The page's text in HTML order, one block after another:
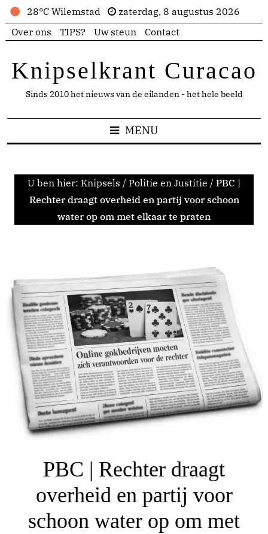
28°C Wilemstad
zaterdag, 8 augustus 2026
Over ons
TIPS? Uw steun Contact
Knipselkrant Curacao
Sinds 2010 het nieuws van de eilanden - het hele beeld
MENU
U ben hier: Knipsels / Politie en Justitie / PBC |
Rechter draagt overheid en partij voor schoon
water op om met elkaar te praten
PBC | Rechter draagt
overheid en partij voor
schoon water op om met